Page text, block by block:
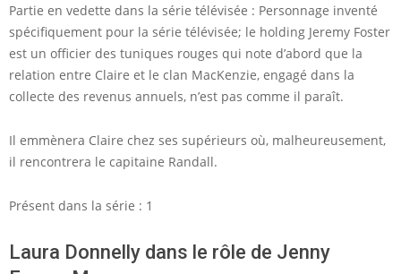
Partie en vedette dans la série télévisée : Personnage inventé
spécifiquement pour la série télévisée; le holding Jeremy Foster
est un officier des tuniques rouges qui note d’abord que la
relation entre Claire et le clan MacKenzie, engagé dans la
collecte des revenus annuels, n’est pas comme il paraît.
Il emmènera Claire chez ses supérieurs où, malheureusement,
il rencontrera le capitaine Randall.
Présent dans la série : 1
Laura Donnelly dans le rôle de Jenny